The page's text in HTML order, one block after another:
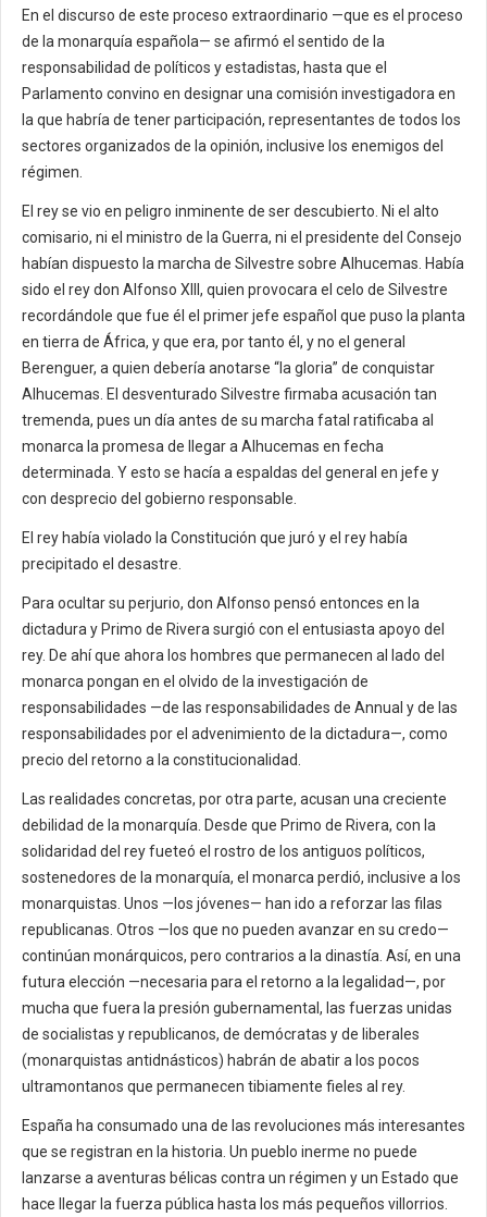
En el discurso de este proceso extraordinario —que es el proceso
de la monarquía española— se afirmó el sentido de la
responsabilidad de políticos y estadistas, hasta que el
Parlamento convino en designar una comisión investigadora en
la que habría de tener participación, representantes de todos los
sectores organizados de la opinión, inclusive los enemigos del
régimen.
El rey se vio en peligro inminente de ser descubierto. Ni el alto
comisario, ni el ministro de la Guerra, ni el presidente del Consejo
habían dispuesto la marcha de Silvestre sobre Alhucemas. Había
sido el rey don Alfonso XIII, quien provocara el celo de Silvestre
recordándole que fue él el primer jefe español que puso la planta
en tierra de África, y que era, por tanto él, y no el general
Berenguer, a quien debería anotarse “la gloria” de conquistar
Alhucemas. El desventurado Silvestre firmaba acusación tan
tremenda, pues un día antes de su marcha fatal ratificaba al
monarca la promesa de llegar a Alhucemas en fecha
determinada. Y esto se hacía a espaldas del general en jefe y
con desprecio del gobierno responsable.
El rey había violado la Constitución que juró y el rey había
precipitado el desastre.
Para ocultar su perjurio, don Alfonso pensó entonces en la
dictadura y Primo de Rivera surgió con el entusiasta apoyo del
rey. De ahí que ahora los hombres que permanecen al lado del
monarca pongan en el olvido de la investigación de
responsabilidades —de las responsabilidades de Annual y de las
responsabilidades por el advenimiento de la dictadura—, como
precio del retorno a la constitucionalidad.
Las realidades concretas, por otra parte, acusan una creciente
debilidad de la monarquía. Desde que Primo de Rivera, con la
solidaridad del rey fueteó el rostro de los antiguos políticos,
sostenedores de la monarquía, el monarca perdió, inclusive a los
monarquistas. Unos —los jóvenes— han ido a reforzar las filas
republicanas. Otros —los que no pueden avanzar en su credo—
continúan monárquicos, pero contrarios a la dinastía. Así, en una
futura elección —necesaria para el retorno a la legalidad—, por
mucha que fuera la presión gubernamental, las fuerzas unidas
de socialistas y republicanos, de demócratas y de liberales
(monarquistas antidnásticos) habrán de abatir a los pocos
ultramontanos que permanecen tibiamente fieles al rey.
España ha consumado una de las revoluciones más interesantes
que se registran en la historia. Un pueblo inerme no puede
lanzarse a aventuras bélicas contra un régimen y un Estado que
hace llegar la fuerza pública hasta los más pequeños villorrios.